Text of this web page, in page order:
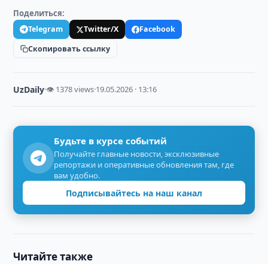
Поделиться:
Telegram Twitter/X
Facebook
Скопировать ссылку
UzDaily·👁 1378 views·19.05.2026 · 13:16
Будьте в курсе событий
Получайте главные новости, эксклюзивные
репортажи и оперативные обновления там, где
вам удобно.
Подписывайтесь на наш канал
Читайте также